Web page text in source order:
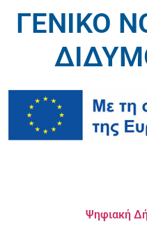
ΓΕΝΙΚΟ
Ψηφιακή